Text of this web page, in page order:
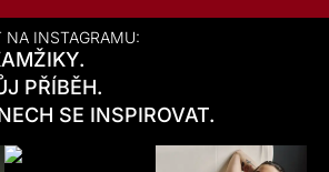
NA INSTAGRAMU:
PŘÍBĚH.
SE INSPIROVAT.